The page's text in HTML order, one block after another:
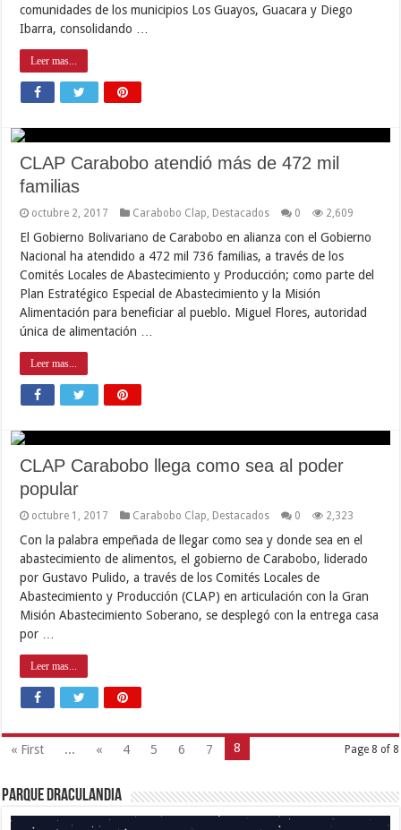
comunidades de los municipios Los Guayos, Guacara y Diego
Ibarra, consolidando …
Leer mas...
CLAP Carabobo atendió más de 472 mil
familias
octubre 2, 2017 Carabobo Clap Destacados 0 2,609
El Gobierno Bolivariano de Carabobo en alianza con el Gobierno
Nacional ha atendido a 472 mil 736 familias, a través de los
Comités Locales de Abastecimiento y Producción; como parte del
Plan Estratégico Especial de Abastecimiento y la Misión
Alimentación para beneficiar al pueblo. Miguel Flores, autoridad
única de alimentación …
Leer mas...
CLAP Carabobo llega como sea al poder
popular
octubre 1, 2017 Carabobo Clap Destacados 0 2,323
Con la palabra empeñada de llegar como sea y donde sea en el
abastecimiento de alimentos, el gobierno de Carabobo, liderado
por Gustavo Pulido, a través de los Comités Locales de
Abastecimiento y Producción (CLAP) en articulación con la Gran
Misión Abastecimiento Soberano, se desplegó con la entrega casa
por …
Leer mas...
Page 8 of 8
« First ... « 4 5 6 7 8
Parque Draculandia